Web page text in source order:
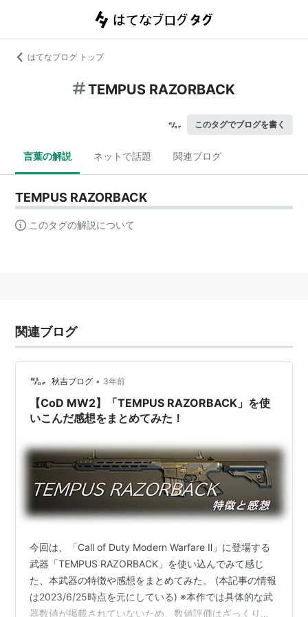
はてなブログ トップ
TEMPUS RAZORBACK
このタグでブログを書く
言葉の解説 ネットで話題 関連ブログ
TEMPUS RAZORBACK
このタグの解説について
関連ブログ
秋吉ブログ • 3年前
【CoD MW2】「TEMPUS RAZORBACK」を使
いこんだ感想をまとめてみた！
今回は、「Call of Duty Modern Warfare Ⅱ」に登場する
武器「TEMPUS RAZORBACK」を使い込んでみて感じ
た、本武器の特徴や感想をまとめてみた。 (本記事の情報
は2023/6/25時点を元にしている) ※本作では具体的な武
器数値が掲載されていないため、数値評価はざっくり値